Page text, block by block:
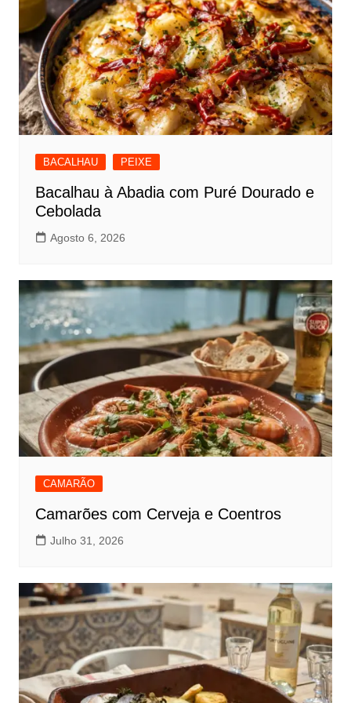
BACALHAU PEIXE
Bacalhau à Abadia com Puré Dourado e
Cebolada
Agosto 6, 2026
CAMARÃO
Camarões com Cerveja e Coentros
Julho 31, 2026